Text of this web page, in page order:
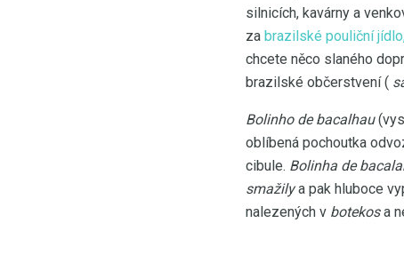
silnicích, kavárny a
za brazilské pouliční
chcete něco slaného
brazilské občerstvení (
Bolinho de bacalhau
oblíbená pochoutka
cibule. Bolinha de
smažilya pak hluboce
nalezených v botekosa